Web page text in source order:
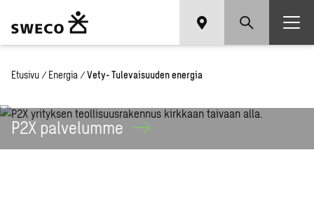
Etusivu / Energia / Vety- Tulevaisuuden energia
P2X palvelumme